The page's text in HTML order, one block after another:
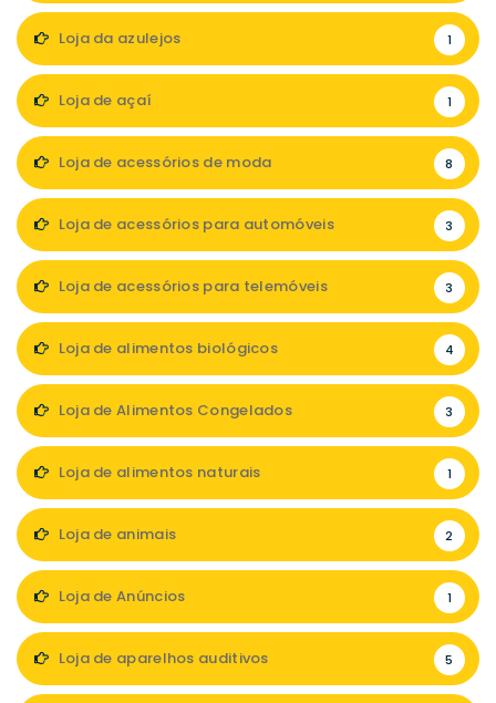
Loja da azulejos 1
Loja de açaí 1
Loja de acessórios de moda 8
Loja de acessórios para automóveis 3
Loja de acessórios para telemóveis 3
Loja de alimentos biológicos 4
Loja de Alimentos Congelados 3
Loja de alimentos naturais 1
Loja de animais 2
Loja de Anúncios 1
Loja de aparelhos auditivos 5